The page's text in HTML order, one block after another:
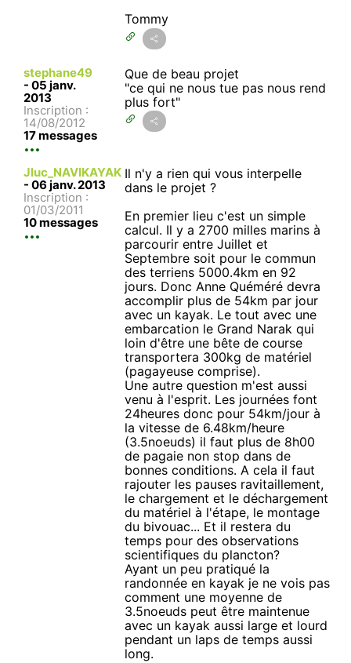
Tommy
stephane49
- 05 janv.
2013
Inscription :
14/08/2012
17 messages
Que de beau projet
"ce qui ne nous tue pas nous rend
plus fort"
Jluc_NAVIKAYAK
- 06 janv. 2013
Inscription :
01/03/2011
10 messages
Il n'y a rien qui vous interpelle
dans le projet ?
En premier lieu c'est un simple
calcul. Il y a 2700 milles marins à
parcourir entre Juillet et
Septembre soit pour le commun
des terriens 5000.4km en 92
jours. Donc Anne Quéméré devra
accomplir plus de 54km par jour
avec un kayak. Le tout avec une
embarcation le Grand Narak qui
loin d'être une bête de course
transportera 300kg de matériel
(pagayeuse comprise).
Une autre question m'est aussi
venu à l'esprit. Les journées font
24heures donc pour 54km/jour à
la vitesse de 6.48km/heure
(3.5noeuds) il faut plus de 8h00
de pagaie non stop dans de
bonnes conditions. A cela il faut
rajouter les pauses ravitaillement,
le chargement et le déchargement
du matériel à l'étape, le montage
du bivouac... Et il restera du
temps pour des observations
scientifiques du plancton?
Ayant un peu pratiqué la
randonnée en kayak je ne vois pas
comment une moyenne de
3.5noeuds peut être maintenue
avec un kayak aussi large et lourd
pendant un laps de temps aussi
long.